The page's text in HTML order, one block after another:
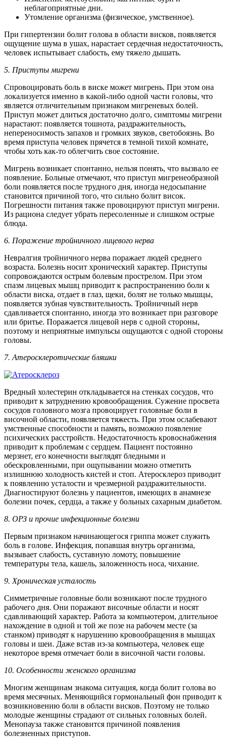
неблагоприятные дни.
Утомление организма (физическое, умственное).
При гипертензии болит голова в области висков, появляется
ощущение шума в ушах, нарастает сердечная недостаточность,
человек испытывает слабость, ему тяжело дышать.
5. Приступы мигрени
Спровоцировать боль в виске может мигрень. При этом она
локализуется именно в какой-либо одной части головы, что
является отличительным признаком мигреневых болей.
Приступ может длиться достаточно долго, симптомы мигрени
нарастают: появляется тошнота, раздражительность,
непереносимость запахов и громких звуков, светобоязнь. Во
время приступа человек прячется в темной тихой комнате,
чтобы хоть как-то облегчить свое состояние.
Мигрень возникает спонтанно, нельзя понять, что вызвало ее
появление. Больные отмечают, что приступ мигренеобразной
боли появляется после трудного дня, иногда недосыпание
становится причиной того, что сильно болит висок.
Погрешности питания также провоцируют приступ мигрени.
Из рациона следует убрать пересоленные и слишком острые
блюда.
6. Поражение тройничного лицевого нерва
Невралгия тройничного нерва поражает людей среднего
возраста. Болезнь носит хронический характер. Приступы
сопровождаются острым болевым прострелом. При этом
спазм лицевых мышц приводит к распространению боли к
области виска, отдает в глаз, щеки, болят не только мышцы,
появляется зубная чувствительность. Тройничный нерв
сдавливается спонтанно, иногда это возникает при разговоре
или бритье. Поражается лицевой нерв с одной стороны,
поэтому и неприятные импульсы ощущаются с одной стороны
головы.
7. Атеросклеротические бляшки
Вредный холестерин откладывается на стенках сосудов, что
приводит к затруднению кровообращения. Сужение просвета
сосудов головного мозга провоцирует головные боли в
височной области, появляется тяжесть. При этом ослабевают
умственные способности и память, возможно появление
психических расстройств. Недостаточность кровоснабжения
приводит к проблемам с сердцем. Пациент постоянно
мерзнет, его конечности выглядят бледными и
обескровленными, при ощупывании можно отметить
излишнюю холодность кистей и стоп. Атеросклероз приводит
к появлению усталости и чрезмерной раздражительности.
Диагностируют болезнь у пациентов, имеющих в анамнезе
болезни почек, сердца, а также у больных сахарным диабетом.
8. ОРЗ и прочие инфекционные болезни
Первым признаком начинающегося гриппа может служить
боль в голове. Инфекция, попавшая внутрь организма,
вызывает слабость, суставную ломоту, повышение
температуры тела, кашель, заложенность носа, чихание.
9. Хроническая усталость
Симметричные головные боли возникают после трудного
рабочего дня. Они поражают височные области и носят
сдавливающий характер. Работа за компьютером, длительное
нахождение в одной и той же позе на рабочем месте (за
станком) приводят к нарушению кровообращения в мышцах
головы и шеи. Даже встав из-за компьютера, человек еще
некоторое время отмечает боли в височной части головы.
10. Особенности женского организма
Многим женщинам знакома ситуация, когда болит голова во
время месячных. Меняющийся гормональный фон приводит к
возникновению боли в области висков. Поэтому не только
молодые женщины страдают от сильных головных болей.
Менопауза также становится причиной появления
болезненных приступов.